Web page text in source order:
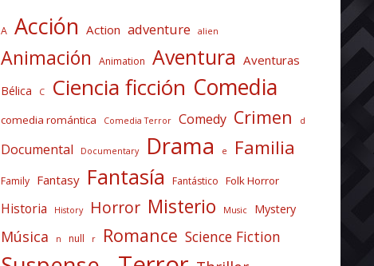
A Acción Action adventure alien
Animación Animation Aventura Aventuras
Bélica C Ciencia ficción Comedia
comedia romántica Comedia Terror Comedy Crimen d
Documental Documentary Drama e Familia
Family Fantasy Fantasía Fantástico Folk Horror
Historia History Horror Misterio Music Mystery
Música n null r Romance Science Fiction